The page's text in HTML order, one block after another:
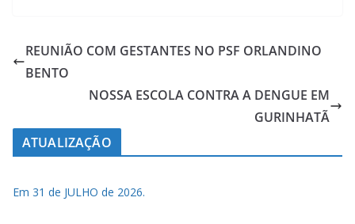
REUNIÃO COM GESTANTES NO PSF ORLANDINO
BENTO
NOSSA ESCOLA CONTRA A DENGUE EM
GURINHATÃ
ATUALIZAÇÃO
Em 31 de JULHO de 2026.